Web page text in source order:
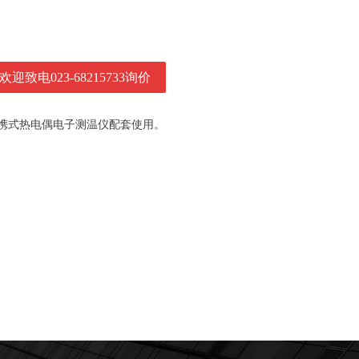
热电偶电子测温仪配套使用。
欢迎致电023-68215733询价